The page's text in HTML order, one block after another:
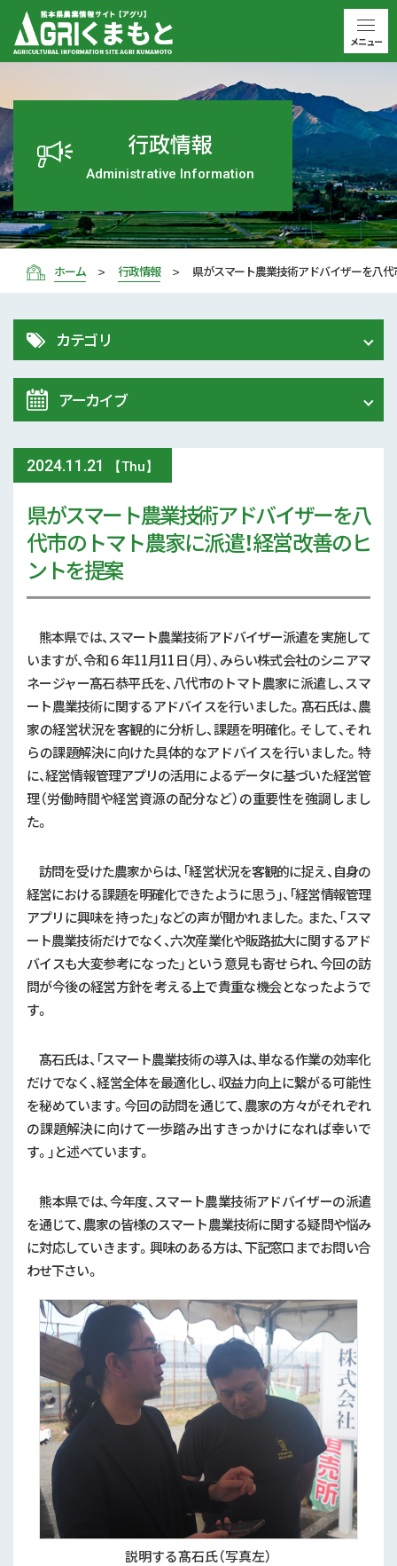
行政情報
Administrative Information
ホーム 行政情報 県がスマート農業技術アドバイザーを八
2024.11.21 【Thu】
県がスマート農業技術アドバイザーを八
代市のトマト農家に派遣！経営改善のヒ
ントを提案
熊本県では、スマート農業技術アドバイザー派遣を実施して
いますが、令和６年11月11日（月）、みらい株式会社のシニアマ
ネージャー髙石恭平氏を、八代市のトマト農家に派遣し、スマ
ート農業技術に関するアドバイスを行いました。髙石氏は、農
家の経営状況を客観的に分析し、課題を明確化。そして、それ
らの課題解決に向けた具体的なアドバイスを行いました。特
に、経営情報管理アプリの活用によるデータに基づいた経営管
理（労働時間や経営資源の配分など）の重要性を強調しまし
た。
訪問を受けた農家からは、「経営状況を客観的に捉え、自身の
経営における課題を明確化できたように思う」、「経営情報管理
アプリに興味を持った」などの声が聞かれました。また、「スマ
ート農業技術だけでなく、六次産業化や販路拡大に関するアド
バイスも大変参考になった」という意見も寄せられ、今回の訪
問が今後の経営方針を考える上で貴重な機会となったようで
す。
髙石氏は、「スマート農業技術の導入は、単なる作業の効率化
だけでなく、経営全体を最適化し、収益力向上に繋がる可能性
を秘めています。今回の訪問を通じて、農家の方々がそれぞれ
の課題解決に向けて一歩踏み出すきっかけになれば幸いで
す。」と述べています。
熊本県では、今年度、スマート農業技術アドバイザーの派遣
を通じて、農家の皆様のスマート農業技術に関する疑問や悩み
に対応していきます。興味のある方は、下記窓口までお問い合
わせ下さい。
説明する髙石氏（写真左）
カテゴリ
ALL
農業研究センター
試験研究情報
その他
中山間地域対策
担い手対策
新規就農者
熊本県青年農業者クラブ
農大
流通・地産地消
生産力強化対策
スマート農業
モデル経営・経営指導
地下水・グリーン農業・GAP
農薬・肥料
補助事業等
補助事業
その他
基盤整備
農地集積
防災・減災・リスク軽減対策
農産園芸
園芸
農産
アーカイブ
2026年 (5)
2025年 (6)
2024年 (13)
2023年 (6)
2022年 (8)
2021年 (13)
2020年 (21)
2019年 (5)
メニュー